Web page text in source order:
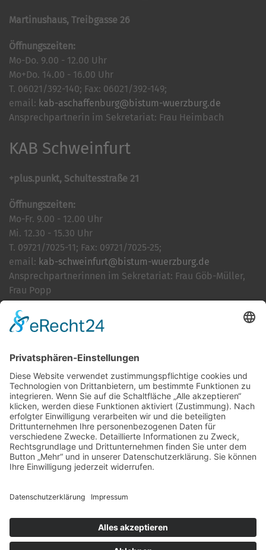
Martinushaus, Treibgasse 26
Öffnungszeiten:
Mo-Do. 9.00 - 12.00 Uhr
Mo+Do. 14.00 - 16.00 Uhr
T. 06021/392-140; Fax: 06021/392-149;
email: kab-aschaffenburg@bistum-wuerzburg.de
Ansprechpartnerin im Sekretariat: Frau Heimbach
KAB Schweinfurt
+plus.punkt, Schultesstraße 21
Öffnungszeiten:
Mo-Fr. 9.00 - 12.00 Uhr
Mi. 12.30 - 15.30 Uhr
T. 09721/7025-11; Fax: 09721/7025-25;
email: kab-schweinfurt@bistum-wuerzburg.de
Ansprechpartnerinnen im Sekretariat: Frau Göb-Müller,
Frau Popp
Cookie-Einstellungen
Kontakt
Login
Impressum